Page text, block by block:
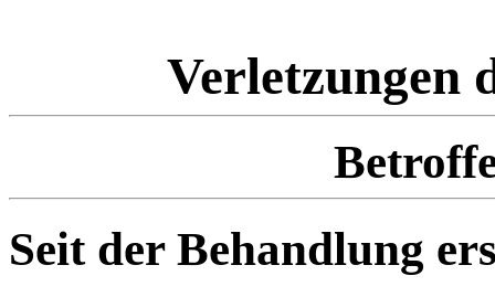
Verletzungen
Seit der Behandlung